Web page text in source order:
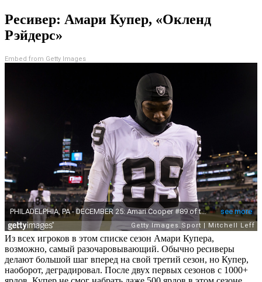
Ресивер: Амари Купер, «Окленд
Рэйдерс»
Embed from Getty Images
Из всех игроков в этом списке сезон Амари Купера,
возможно, самый разочаровывающий. Обычно ресиверы
делают большой шаг вперед на свой третий сезон, но Купер,
наоборот, деградировал. После двух первых сезонов с 1000+